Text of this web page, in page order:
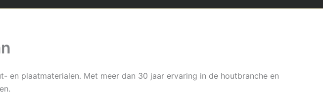
plaatmaterialen. Met meer dan 30 jaar ervaring in de houtbranche en